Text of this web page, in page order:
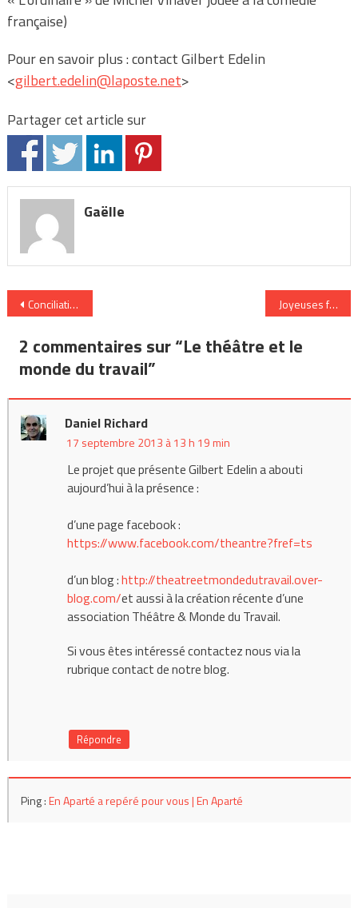
française)
Pour en savoir plus : contact Gilbert Edelin
<gilbert.edelin@laposte.net>
Partager cet article sur
Gaëlle
Navigation
de
l’article
Conciliation vie privée / vie professionnelle : Anne témoigne
Joyeuses fêtes !
2 commentaires sur “Le théâtre et le
monde du travail”
Daniel Richard
17 septembre 2013 à 13 h 19 min
Le projet que présente Gilbert Edelin a abouti
aujourd’hui à la présence :
d’une page facebook :
https://www.facebook.com/theantre?fref=ts
d’un blog :http://theatreetmondedutravail.over-
blog.com/et aussi à la création récente d’une
association Théâtre & Monde du Travail.
Si vous êtes intéressé contactez nous via la
rubrique contact de notre blog.
Répondre
Ping :En Aparté a repéré pour vous | En Aparté